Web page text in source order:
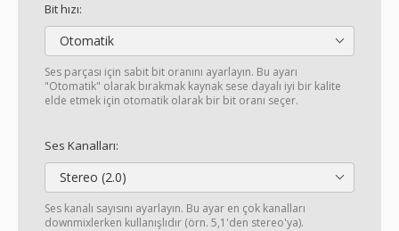
Bit hızı:
Otomatik
Ses parçası için sabit bit oranını ayarlayın. Bu ayarı
"Otomatik" olarak bırakmak kaynak sese dayalı iyi bir kalite
elde etmek için otomatik olarak bir bit oranı seçer.
Ses Kanalları:
Stereo (2.0)
Ses kanalı sayısını ayarlayın. Bu ayar en çok kanalları
downmixlerken kullanışlıdır (örn. 5,1'den stereo'ya).